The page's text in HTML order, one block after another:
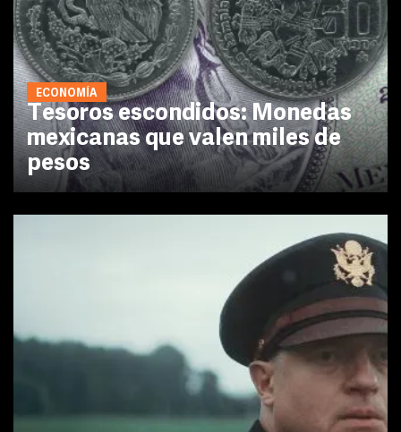
ECONOMÍA
Tesoros escondidos: Monedas
mexicanas que valen miles de
pesos